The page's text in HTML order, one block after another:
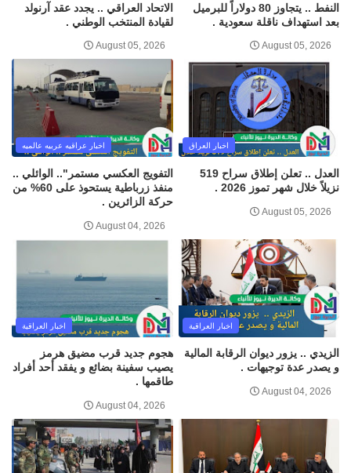
النفط .. يتجاوز 80 دولاراً للبرميل
بعد استهداف ناقلة سعودية .
August 05, 2026
الاتحاد العراقي .. يجدد عقد آرنولد
لقيادة المنتخب الوطني .
August 05, 2026
اخبار العراق
العدل .. تعلن إطلاق سراح 519
نزيلاً خلال شهر تموز 2026 .
August 05, 2026
اخبار عراقيه عربيه عالميه
التفويج العكسي مستمر".. الوائلي ..
منفذ زرباطية يستحوذ على 60% من
حركة الزائرين .
August 04, 2026
اخبار العراقية
الزيدي .. يزور ديوان الرقابة المالية
و يصدر عدة توجيهات .
August 04, 2026
اخبار العراقية
هجوم جديد قرب مضيق هرمز
يصيب سفينة بضائع و يفقد أحد أفراد
طاقمها .
August 04, 2026